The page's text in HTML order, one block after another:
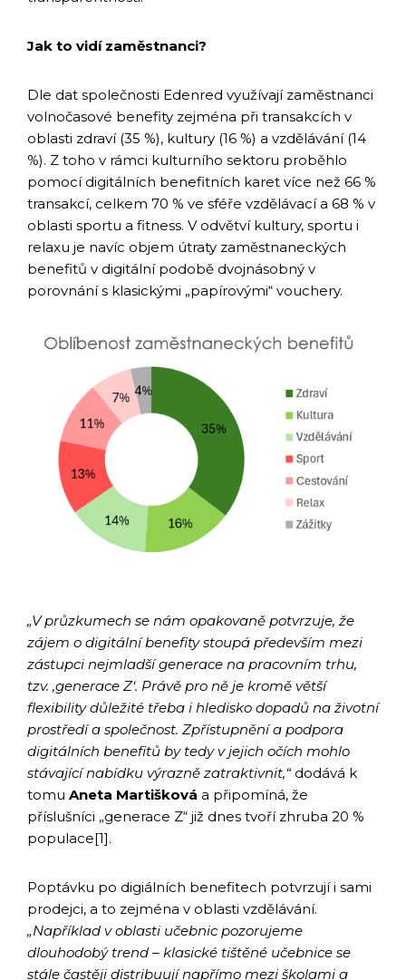
Jak to vidí zaměstnanci?
Dle dat společnosti Edenred využívají zaměstnanci
volnočasové benefity zejména při transakcích v
oblasti zdraví (35 %), kultury (16 %) a vzdělávání (14
%). Z toho v rámci kulturního sektoru proběhlo
pomocí digitálních benefitních karet více než 66 %
transakcí, celkem 70 % ve sféře vzdělávací a 68 % v
oblasti sportu a fitness. V odvětví kultury, sportu i
relaxu je navíc objem útraty zaměstnaneckých
benefitů v digitální podobě dvojnásobný v
porovnání s klasickými „papírovými“ vouchery.
„V průzkumech se nám opakovaně potvrzuje, že
zájem o digitální benefity stoupá především mezi
zástupci nejmladší generace na pracovním trhu,
tzv. ‚generace Z‘. Právě pro ně je kromě větší
flexibility důležité třeba i hledisko dopadů na životní
prostředí a společnost. Zpřístupnění a podpora
digitálních benefitů by tedy v jejich očích mohlo
stávající nabídku výrazně zatraktivnit,“dodává k
tomu Aneta Martišková a připomíná, že
příslušníci „generace Z“ již dnes tvoří zhruba 20 %
populace[1].
Poptávku po digiálních benefitech potvrzují i sami
prodejci, a to zejména v oblasti vzdělávání.
„Například v oblasti učebnic pozorujeme
dlouhodobý trend – klasické tištěné učebnice se
stále častěji distribuují napřímo mezi školami a